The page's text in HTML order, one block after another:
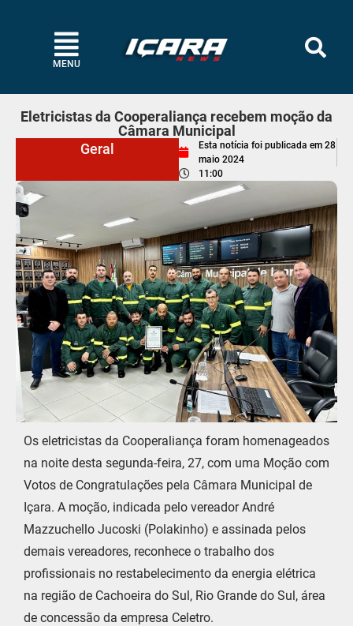
MENU
Eletricistas da Cooperaliança recebem moção da
Câmara Municipal
Geral
Esta notícia foi publicada em 28
maio 2024
11:00
Os eletricistas da Cooperaliança foram homenageados
na noite desta segunda-feira, 27, com uma Moção com
Votos de Congratulações pela Câmara Municipal de
Içara. A moção, indicada pelo vereador André
Mazzuchello Jucoski (Polakinho) e assinada pelos
demais vereadores, reconhece o trabalho dos
profissionais no restabelecimento da energia elétrica
na região de Cachoeira do Sul, Rio Grande do Sul, área
de concessão da empresa Celetro.